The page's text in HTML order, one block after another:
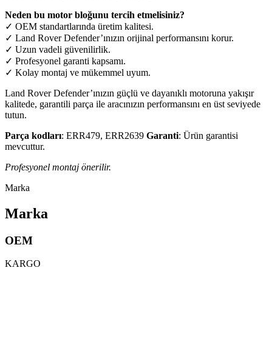
Neden bu motor bloğunu tercih etmelisiniz?
✓ OEM standartlarında üretim kalitesi.
✓ Land Rover Defender’ınızın orijinal performansını korur.
✓ Uzun vadeli güvenilirlik.
✓ Profesyonel garanti kapsamı.
✓ Kolay montaj ve mükemmel uyum.
Land Rover Defender’ınızın güçlü ve dayanıklı motoruna yakışır
kalitede, garantili parça ile aracınızın performansını en üst seviyede
tutun.
Parça kodları: ERR479, ERR2639 Garanti: Ürün garantisi
mevcuttur.
Profesyonel montaj önerilir.
Marka
Marka
OEM
KARGO